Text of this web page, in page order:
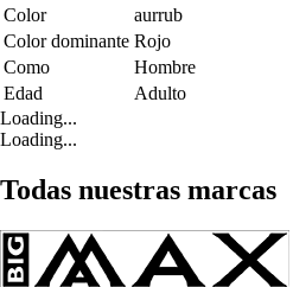
Color
aurrub
Color dominante Rojo
Como
Hombre
Edad
Adulto
Loading...
Loading...
Todas nuestras marcas